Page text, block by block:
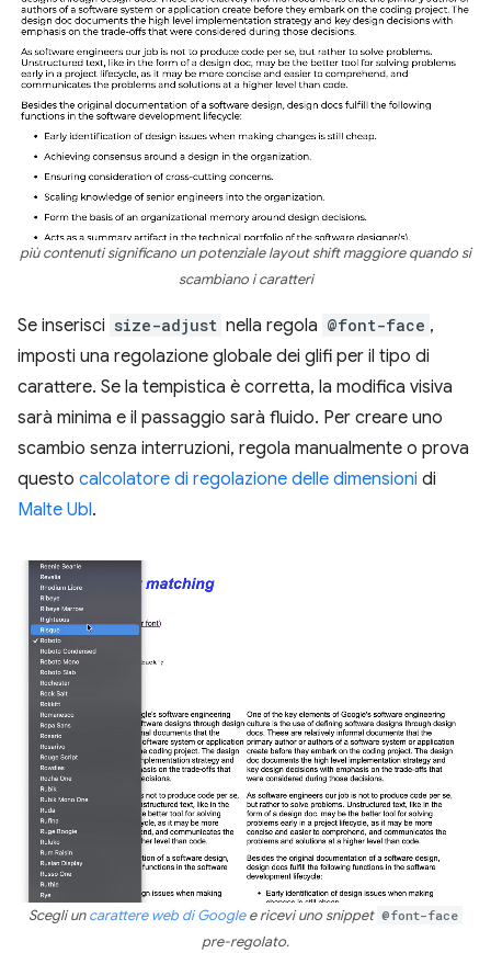
più contenuti significano un potenziale layout shift maggiore quando si
scambiano i caratteri
Se inserisci size-adjust nella regola @font-face ,
imposti una regolazione globale dei glifi per il tipo di
carattere. Se la tempistica è corretta, la modifica visiva
sarà minima e il passaggio sarà fluido. Per creare uno
scambio senza interruzioni, regola manualmente o prova
questo calcolatore di regolazione delle dimensioni di
Malte Ubl.
Scegli uncarattere web di Googlee ricevi uno snippet @font-face
pre-regolato.